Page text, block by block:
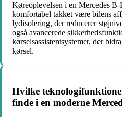
Køreoplevelsen i en Mercedes
komfortabel takket være bilens
lydisolering, der reducerer
også avancerede
kørselsassistentsystemer, der
kørsel.
Hvilke
finde i en moderne